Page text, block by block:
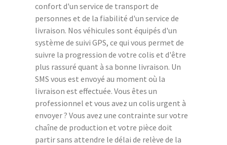
confort d'un service de transport de
personnes et de la fiabilité d'un service de
livraison. Nos véhicules sont équipés d'un
système de suivi GPS, ce qui vous permet de
suivre la progression de votre colis et d'être
plus rassuré quant à sa bonne livraison. Un
SMS vous est envoyé au moment où la
livraison est effectuée. Vous êtes un
professionnel et vous avez un colis urgent à
envoyer ? Vous avez une contrainte sur votre
chaîne de production et votre pièce doit
partir sans attendre le délai de relève de la